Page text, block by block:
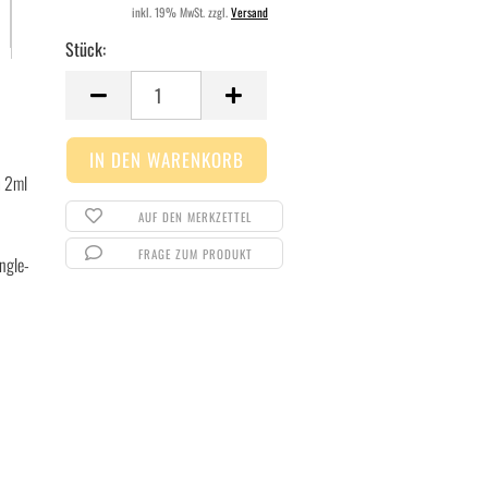
inkl. 19% MwSt. zzgl.Versand
Stück:
Stück
AUF DEN MERKZETTEL
FRAGE ZUM PRODUKT
2ml